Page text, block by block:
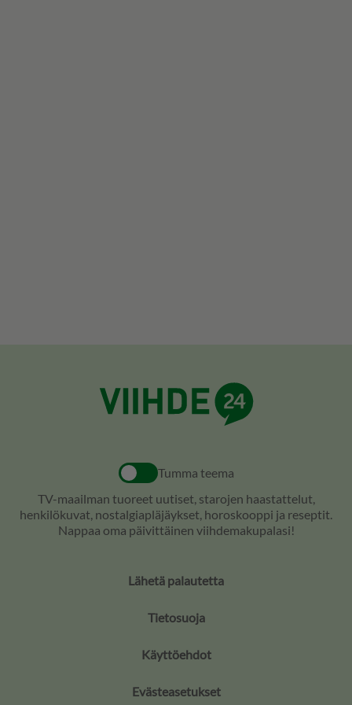
Tumma teema
TV-maailman tuoreet uutiset, starojen haastattelut,
henkilökuvat, nostalgiapläjäykset, horoskooppi ja reseptit.
Nappaa oma päivittäinen viihdemakupalasi!
Lähetä palautetta
Tietosuoja
Käyttöehdot
Evästeasetukset